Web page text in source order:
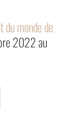
du monde de
2022 au